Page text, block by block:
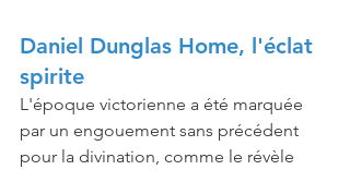
Daniel Dunglas Home, l'éclat
spirite
L'époque victorienne a été marquée
par un engouement sans précédent
pour la divination, comme le révèle